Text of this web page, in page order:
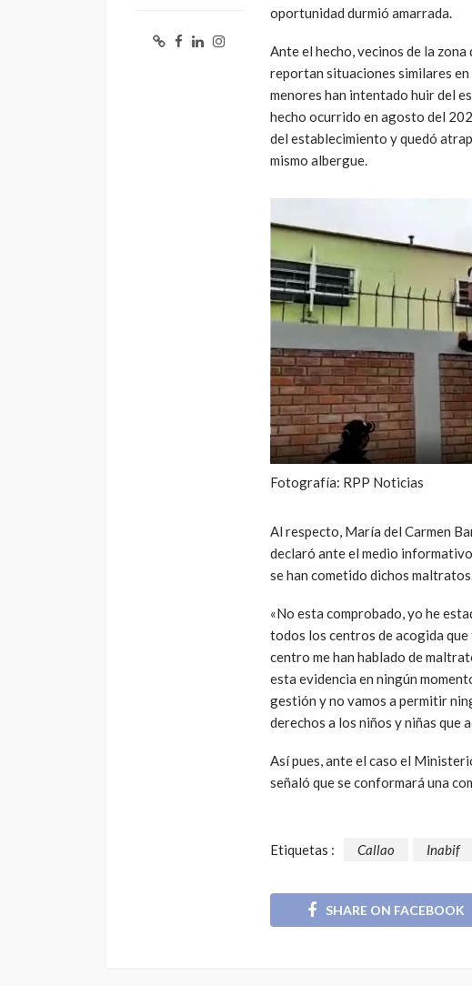
oportunidad durmió amarrada.
Ante el hecho, vecinos de la
reportan situaciones similares
menores han intentado huir del
hecho ocurrido en agosto del
del establecimiento y quedó
mismo albergue.
Fotografía: RPP Noticias
Al respecto, María del Carmen
declaró ante el medio
se han cometido dichos
«No esta comprobado, yo he
todos los centros de acogida
centro me han hablado de
esta evidencia en ningún
gestión y no vamos a permitir
derechos a los niños y niñas que
Así pues, ante el caso el
señaló que se conformará una
Etiquetas : Callao Inabif
SHARE ON FACEBOOK